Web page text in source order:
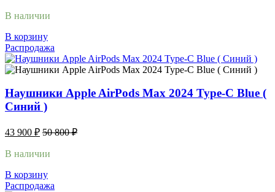
В наличии
В корзину
Распродажа
Наушники Apple AirPods Max 2024 Type-C Blue (
Синий )
43 900 ₽ 50 800₽
В наличии
В корзину
Распродажа